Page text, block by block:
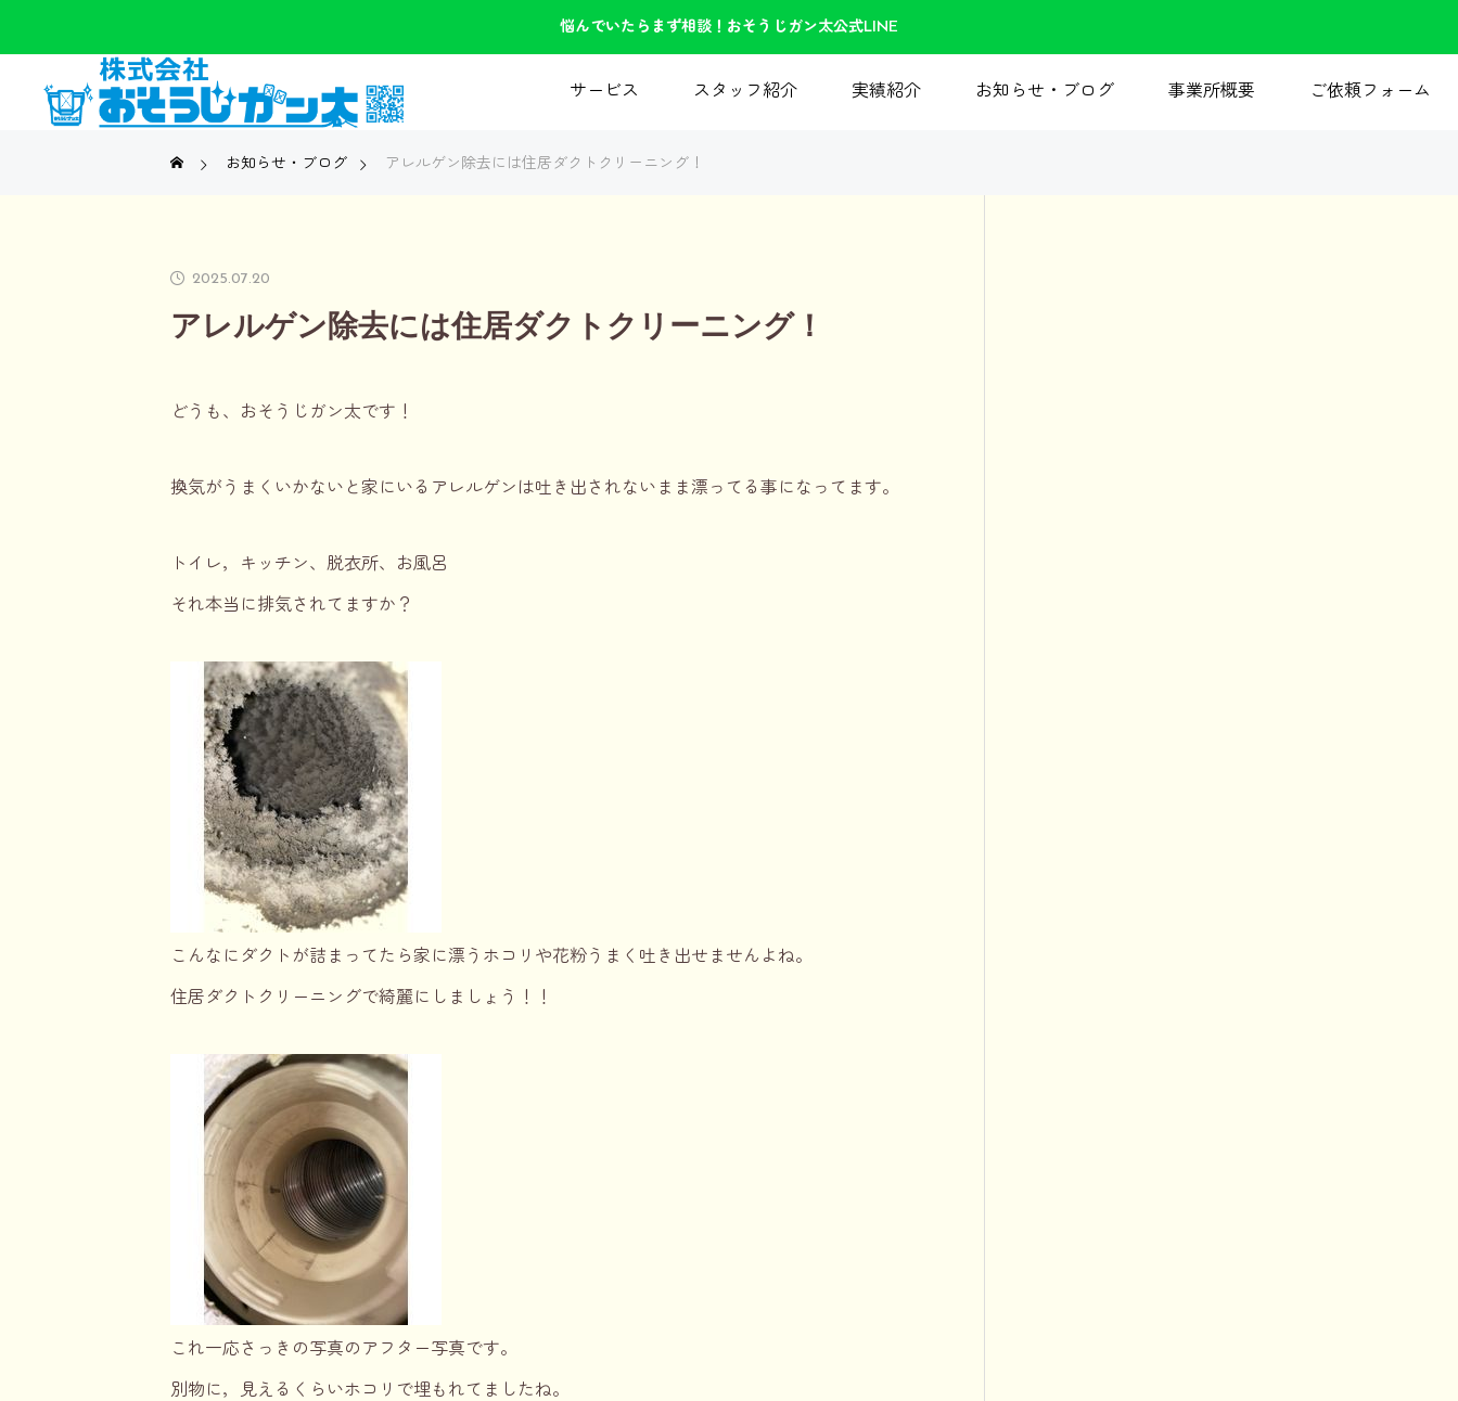
悩んでいたらまず相談！おそうじガン太公式LINE
サービス スタッフ紹介 実績紹介 お知らせ・ブログ 事業所概要 ご依頼フォーム
お知らせ・ブログ アレルゲン除去には住居ダクトクリーニング！
2025.07.20
アレルゲン除去には住居ダクトクリーニング！
どうも、おそうじガン太です！
換気がうまくいかないと家にいるアレルゲンは吐き出されないまま漂ってる事になってます。
トイレ，キッチン、脱衣所、お風呂
それ本当に排気されてますか？
こんなにダクトが詰まってたら家に漂うホコリや花粉うまく吐き出せませんよね。
住居ダクトクリーニングで綺麗にしましょう！！
これ一応さっきの写真のアフター写真です。
別物に，見えるくらいホコリで埋もれてましたね。